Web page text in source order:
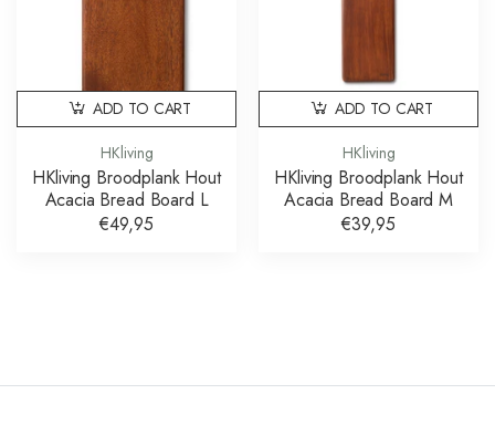
HKliving
HKliving Broodplank Hout
Acacia Bread Board L
€49,95
ADD TO CART
HKliving
HKliving Broodplank Hout
Acacia Bread Board M
€39,95
ADD TO CART